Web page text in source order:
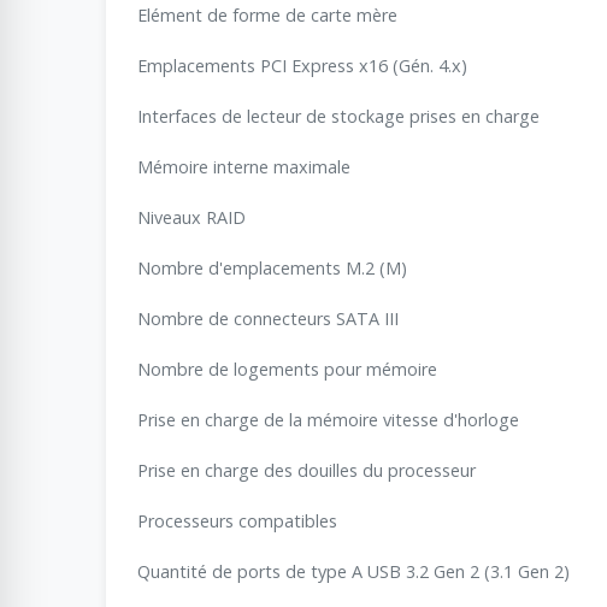
Elément de forme de carte mère
Emplacements PCI Express x16 (Gén. 4.x)
Interfaces de lecteur de stockage prises en charge
Mémoire interne maximale
Niveaux RAID
Nombre d'emplacements M.2 (M)
Nombre de connecteurs SATA III
Nombre de logements pour mémoire
Prise en charge de la mémoire vitesse d'horloge
Prise en charge des douilles du processeur
Processeurs compatibles
Quantité de ports de type A USB 3.2 Gen 2 (3.1 Gen 2)